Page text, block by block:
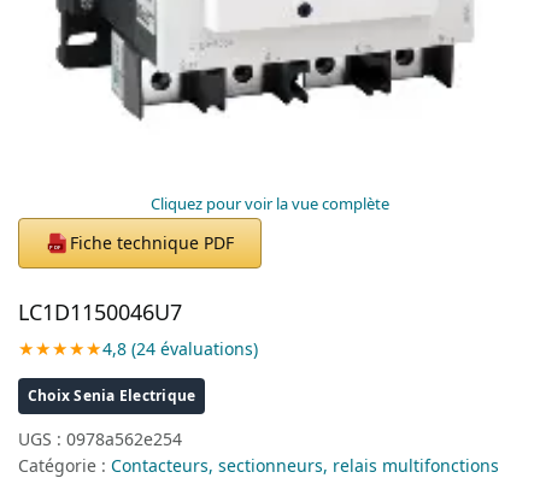
Cliquez pour voir la vue complète
PDF Fiche technique PDF
LC1D1150046U7
★★★★★4,8 (24 évaluations)
Choix Senia Electrique
UGS : 0978a562e254
Catégorie : Contacteurs, sectionneurs, relais multifonctions